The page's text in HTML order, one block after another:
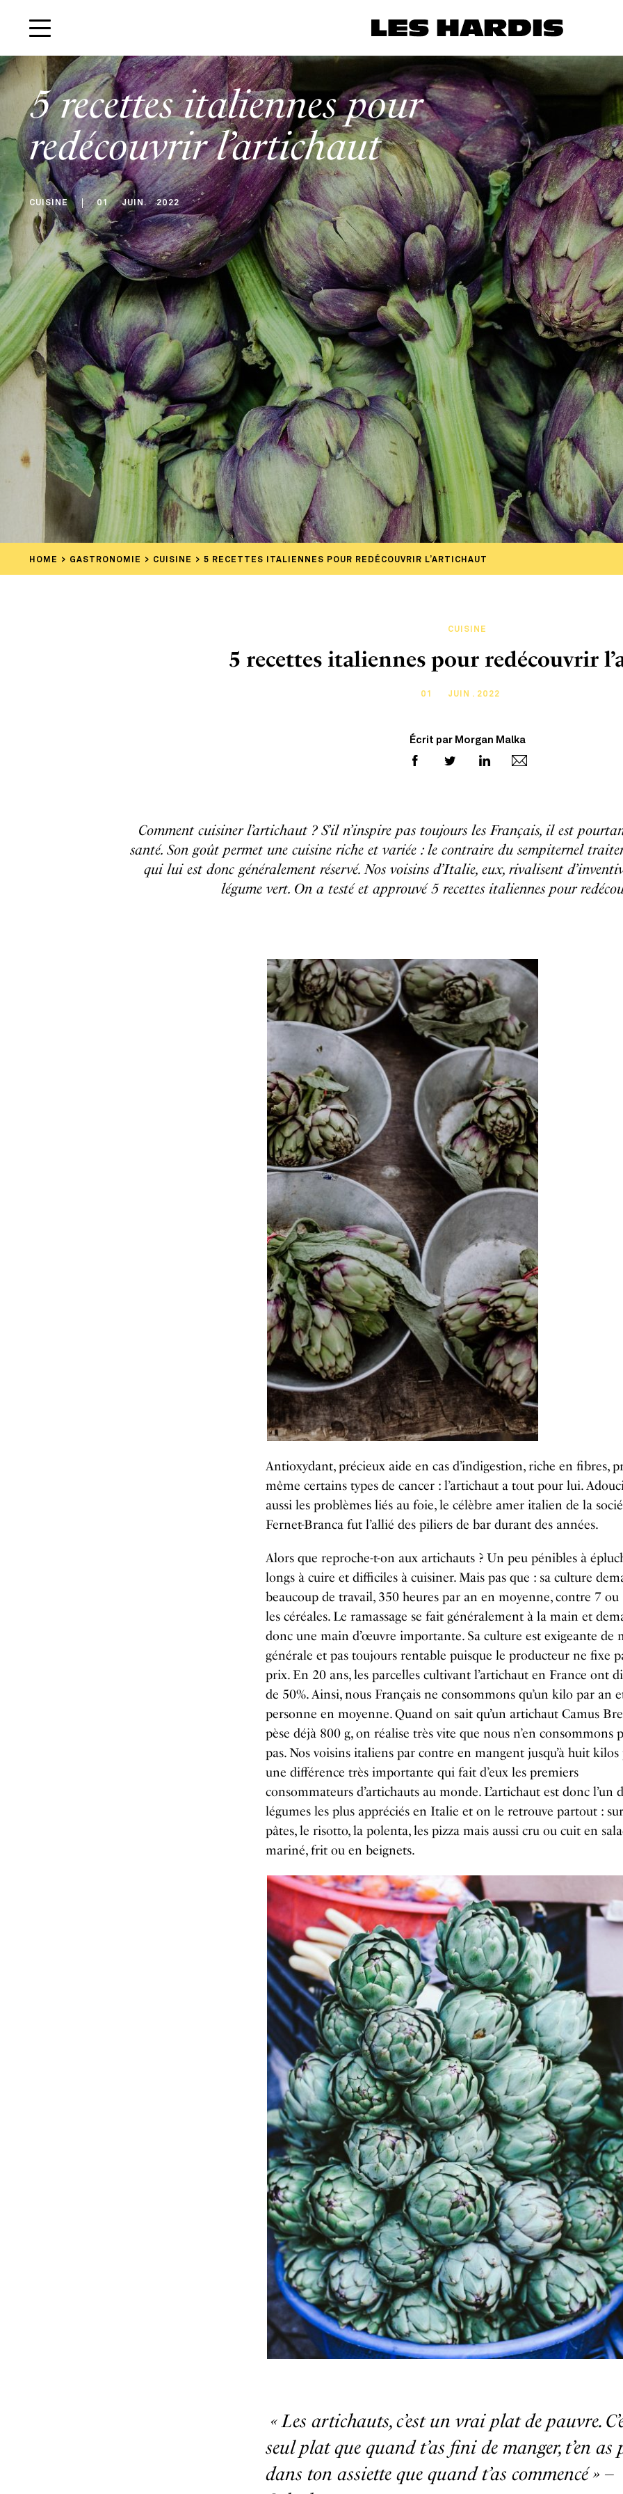
5 recettes italiennes pour
redécouvrir l’artichaut
CUISINE 01 JUIN . 2022
HOME GASTRONOMIE CUISINE 5 RECETTES ITALIENNES POUR REDÉCOUVRIR L’ARTICHAUT
CUISINE
5 recettes italiennes pour redécouvrir
01 JUIN . 2022
Écrit par Morgan Malka
Comment cuisiner l’artichaut ? S’il n’inspire pas toujours les Français, il est
santé. Son goût permet une cuisine riche et variée : le contraire du sempiternel
qui lui est donc généralement réservé. Nos voisins d’Italie, eux, rivalisent
légume vert. On a testé et approuvé 5 recettes italiennes pour
Antioxydant, précieux aide en cas d’indigestion, riche en fibres,
même certains types de cancer : l’artichaut a tout pour lui.
aussi les problèmes liés au foie, le célèbre amer italien de la
Fernet-Branca fut l’allié des piliers de bar durant des années.
Alors que reproche-t-on aux artichauts ? Un peu pénibles à
longs à cuire et difficiles à cuisiner. Mais pas que : sa culture
beaucoup de travail, 350 heures par an en moyenne, contre 7
les céréales. Le ramassage se fait généralement à la main et
donc une main d’œuvre importante. Sa culture est exigeante de
générale et pas toujours rentable puisque le producteur ne fixe
prix. En 20 ans, les parcelles cultivant l’artichaut en France ont
de 50%. Ainsi, nous Français ne consommons qu’un kilo par an
personne en moyenne. Quand on sait qu’un artichaut Camus
pèse déjà 800 g, on réalise très vite que nous n’en consommons
pas. Nos voisins italiens par contre en mangent jusqu’à huit kilos
une différence très importante qui fait d’eux les premiers
consommateurs d’artichauts au monde. L’artichaut est donc l’un
légumes les plus appréciés en Italie et on le retrouve partout :
pâtes, le risotto, la polenta, les pizza mais aussi cru ou cuit en
mariné, frit ou en beignets.
«Les artichauts, c’est un vrai plat de pauvre.
seul plat que quand t’as fini de manger, t’en as
dans ton assiette que quand t’as commencé» –